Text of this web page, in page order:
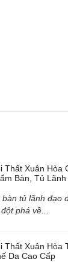
Thất Xuân Hòa
Bàn, Tủ
bàn tủ lãnh đạo
phá về...
Thất Xuân Hòa
Da Cao Cấp